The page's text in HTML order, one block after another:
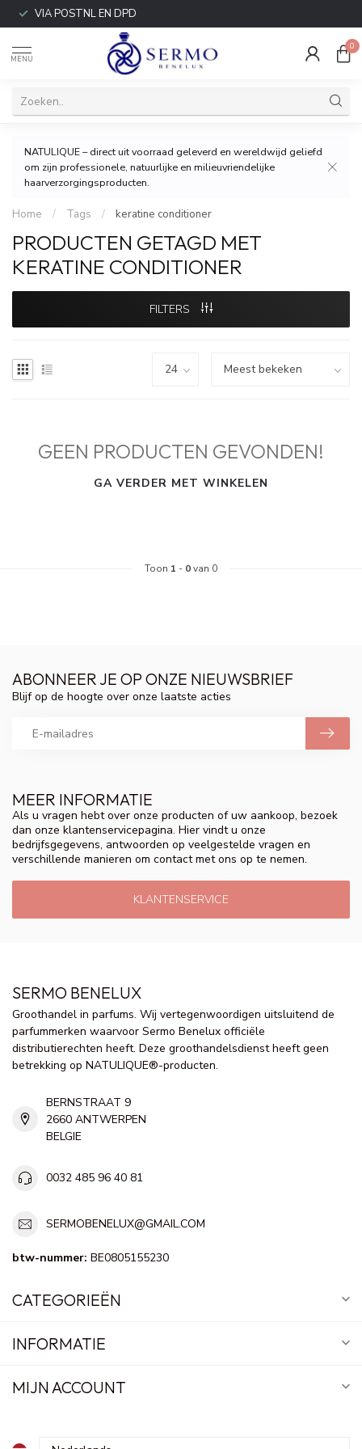
VIA POSTNL EN DPD
MENU
0
NATULIQUE – direct uit voorraad geleverd en wereldwijd geliefd
om zijn professionele, natuurlijke en milieuvriendelijke
haarverzorgingsproducten.
Home / Tags / keratine conditioner
PRODUCTEN GETAGD MET
KERATINE CONDITIONER
FILTERS
GEEN PRODUCTEN GEVONDEN!
GA VERDER MET WINKELEN
Toon 1 - 0van 0
MEER INFORMATIE
Als u vragen hebt over onze producten of uw aankoop, bezoek
dan onze klantenservicepagina. Hier vindt u onze
bedrijfsgegevens, antwoorden op veelgestelde vragen en
verschillende manieren om contact met ons op te nemen.
KLANTENSERVICE
ABONNEER JE OP ONZE NIEUWSBRIEF
Blijf op de hoogte over onze laatste acties
SERMO BENELUX
Groothandel in parfums. Wij vertegenwoordigen uitsluitend de
parfummerken waarvoor Sermo Benelux officiële
distributierechten heeft. Deze groothandelsdienst heeft geen
betrekking op NATULIQUE®-producten.
BERNSTRAAT 9
2660 ANTWERPEN
BELGIE
0032 485 96 40 81
SERMOBENELUX@GMAIL.COM
btw-nummer: BE0805155230
CATEGORIEËN
INFORMATIE
MIJN ACCOUNT